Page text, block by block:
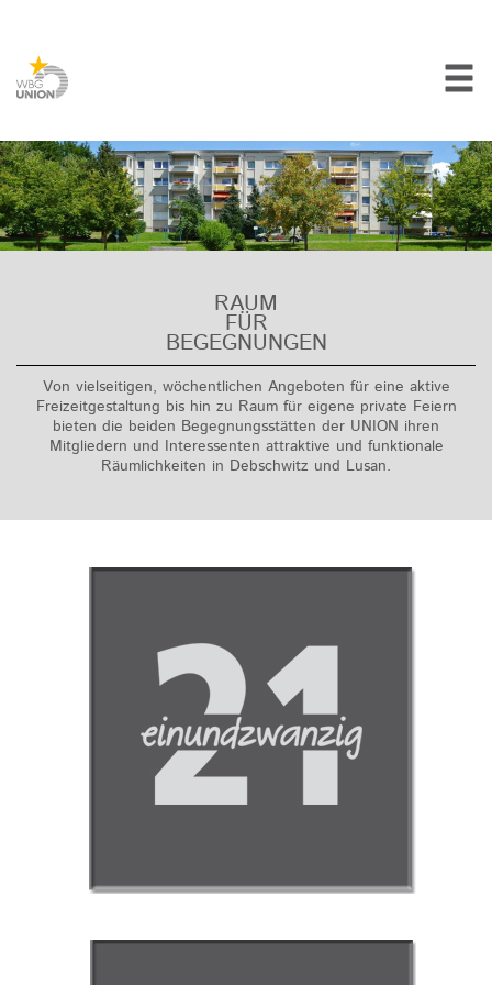
RAUM
FÜR
BEGEGNUNGEN
Von vielseitigen, wöchentlichen Angeboten für eine aktive
Freizeitgestaltung bis hin zu Raum für eigene private Feiern
bieten die beiden Begegnungsstätten der UNION ihren
Mitgliedern und Interessenten attraktive und funktionale
Räumlichkeiten in Debschwitz und Lusan.